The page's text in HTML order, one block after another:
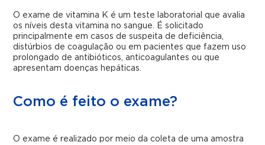
O exame de vitamina K é um teste laboratorial que avalia
os níveis desta vitamina no sangue. É solicitado
principalmente em casos de suspeita de deficiência,
distúrbios de coagulação ou em pacientes que fazem uso
prolongado de antibióticos, anticoagulantes ou que
apresentam doenças hepáticas.
Como é feito o exame?
O exame é realizado por meio da coleta de uma amostra